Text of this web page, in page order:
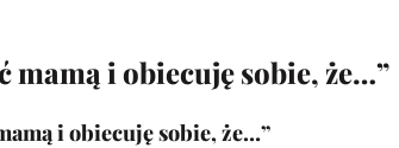
mamą i obiecuję sobie, że…”
i obiecuję sobie, że…”